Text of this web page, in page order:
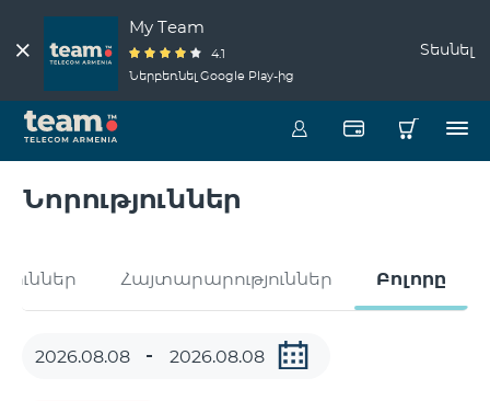
My Team
4.1
Ներբեռնել Google Play-ից
Տեսնել
Նորություններ
Հայտարարություններ Բոլորը